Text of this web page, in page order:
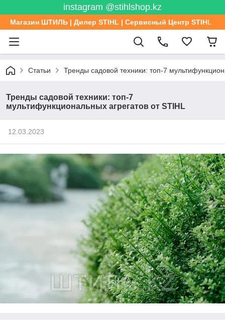
instagram @stihlshop.kz
Магазин ШТИЛЬ | Дилер STIHL | Сервисный Центр STIHL
Статьи Тренды садовой техники: топ-7
Тренды садовой техники: топ-7
мультифункциональных агрегатов от STIHL
12.03.2023